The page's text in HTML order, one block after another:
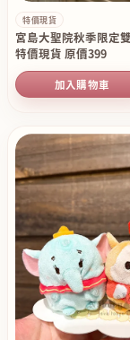
特價現貨
宮島大聖院秋季限定
特價現貨 原價399
加入購物車